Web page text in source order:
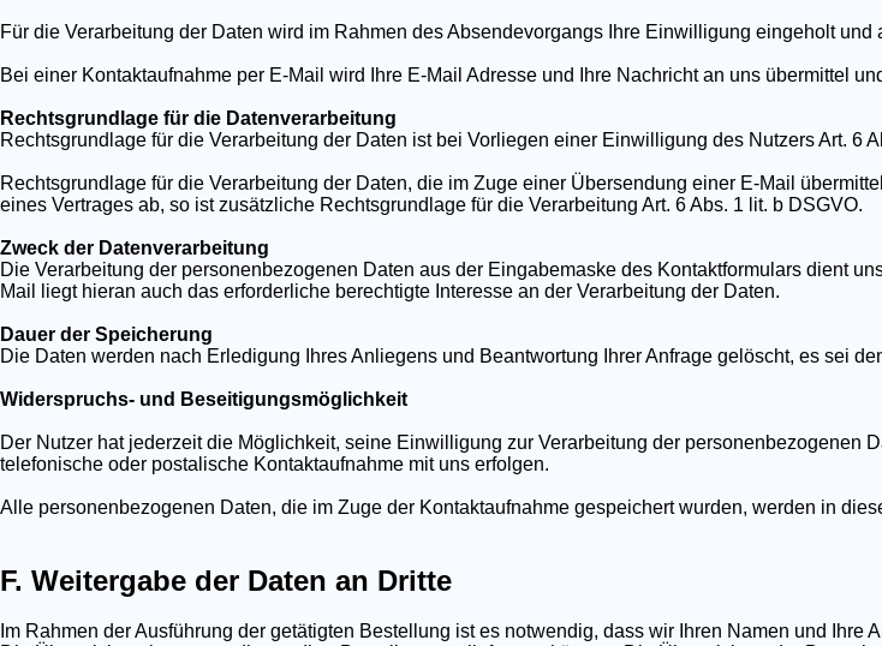
Für die Verarbeitung der Daten wird im Rahmen des Absendevorgangs Ihre Einwilligung eingeholt
Bei einer Kontaktaufnahme per E-Mail wird Ihre E-Mail Adresse und Ihre Nachricht an uns übermittel
Rechtsgrundlage für die Datenverarbeitung
Rechtsgrundlage für die Verarbeitung der Daten ist bei Vorliegen einer Einwilligung des Nutzers Art. 6
Rechtsgrundlage für die Verarbeitung der Daten, die im Zuge einer Übersendung einer E-Mail
eines Vertrages ab, so ist zusätzliche Rechtsgrundlage für die Verarbeitung Art. 6 Abs. 1 lit. b DSGVO.
Zweck der Datenverarbeitung
Die Verarbeitung der personenbezogenen Daten aus der Eingabemaske des Kontaktformulars dient
Mail liegt hieran auch das erforderliche berechtigte Interesse an der Verarbeitung der Daten.
Dauer der Speicherung
Die Daten werden nach Erledigung Ihres Anliegens und Beantwortung Ihrer Anfrage gelöscht, es sei
Widerspruchs- und Beseitigungsmöglichkeit
Der Nutzer hat jederzeit die Möglichkeit, seine Einwilligung zur Verarbeitung der personenbezogenen
telefonische oder postalische Kontaktaufnahme mit uns erfolgen.
Alle personenbezogenen Daten, die im Zuge der Kontaktaufnahme gespeichert wurden, werden in
F. Weitergabe der Daten an Dritte
Im Rahmen der Ausführung der getätigten Bestellung ist es notwendig, dass wir Ihren Namen und